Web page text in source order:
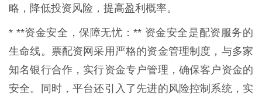
略，降低投资风险，提高盈利概率。
* **资金安全，保障无忧：** 资金安全是配资服务的
生命线。票配资网采用严格的资金管理制度，与多家
知名银行合作，实行资金专户管理，确保客户资金的
安全。同时，平台还引入了先进的风险控制系统，实